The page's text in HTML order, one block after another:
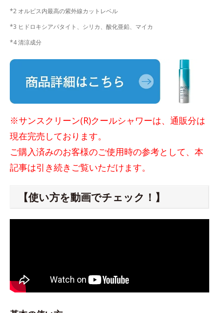
*2 オルビス内最高の紫外線カットレベル
*3 ヒドロキシアパタイト、シリカ、酸化亜鉛、マイカ
*4 清涼成分
※サンスクリーン(R)クールシャワーは、通販分は
現在完売しております。
ご購入済みのお客様のご使用時の参考として、本
記事は引き続きご覧いただけます。
【使い方を動画でチェック！】